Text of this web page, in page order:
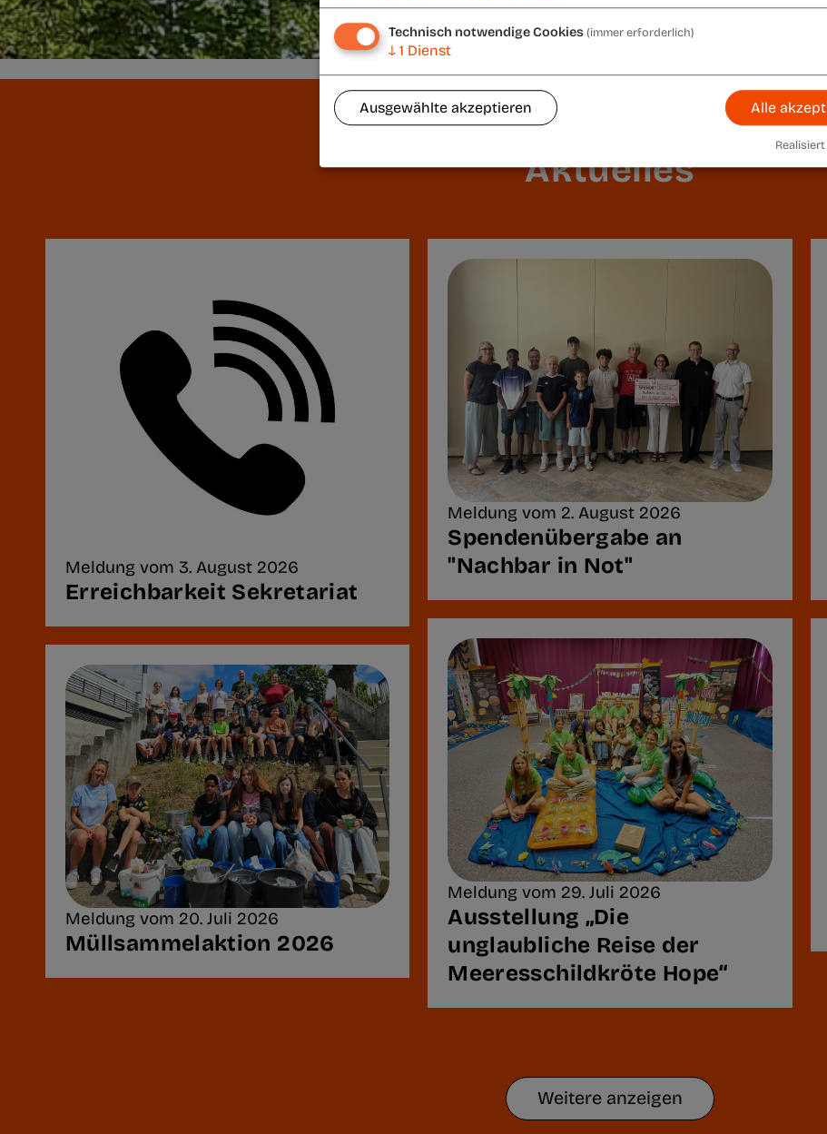
Aktuelles
Meldung vom 3. August 2026
Erreichbarkeit Sekretariat
Meldung vom 2. August 2026
Spendenübergabe an
"Nachbar in Not"
Meldung vom 29. Juli 2026
Ausstellung „Die
unglaubliche Reise der
Meeresschildkröte Hope“
Meldung vom 20. Juli 2026
Müllsammelaktion 2026
Weitere anzeigen
Technisch notwendige Cookies (immer erforderlich)
↓ 1 Dienst
Ausgewählte akzeptieren Alle